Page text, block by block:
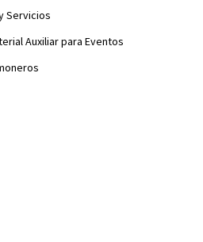
Servicios
Auxiliar para Eventos